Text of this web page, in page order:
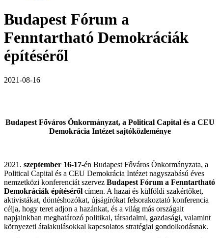
Budapest Fórum a
Fenntartható Demokráciák
építéséről
2021-08-16
Budapest Főváros Önkormányzat, a Political Capital és a CEU
Demokrácia Intézet sajtóközleménye
2021. szeptember 16-17-én Budapest Főváros Önkormányzata, a
Political Capital és a CEU Demokrácia Intézet nagyszabású éves
nemzetközi konferenciát szervez Budapest Fórum a Fenntartható
Demokráciák építéséről címen. A hazai és külföldi szakértőket,
aktivistákat, döntéshozókat, újságírókat felsorakoztató konferencia
célja, hogy teret adjon a hazánkat, és a világ más országait
napjainkban meghatározó politikai, társadalmi, gazdasági, valamint
környezeti átalakulásokkal kapcsolatos stratégiai gondolkodásnak.